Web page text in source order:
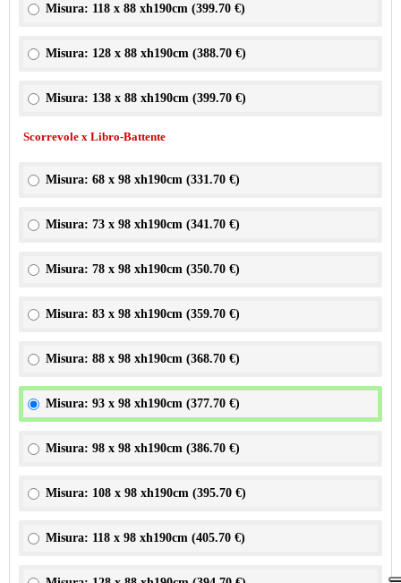
Misura: 118 x 88 xh190cm (399.70 €)
Misura: 128 x 88 xh190cm (388.70 €)
Misura: 138 x 88 xh190cm (399.70 €)
Scorrevole x Libro-Battente
Misura: 68 x 98 xh190cm (331.70 €)
Misura: 73 x 98 xh190cm (341.70 €)
Misura: 78 x 98 xh190cm (350.70 €)
Misura: 83 x 98 xh190cm (359.70 €)
Misura: 88 x 98 xh190cm (368.70 €)
Misura: 93 x 98 xh190cm (377.70 €)
Misura: 98 x 98 xh190cm (386.70 €)
Misura: 108 x 98 xh190cm (395.70 €)
Misura: 118 x 98 xh190cm (405.70 €)